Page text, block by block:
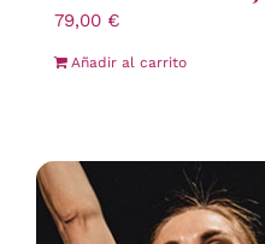
79,00 €
Añadir al carrito